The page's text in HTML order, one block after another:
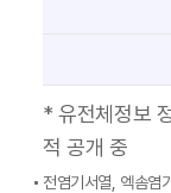
* 유전체정보
적 공개 중
전염기서열, 엑솜염